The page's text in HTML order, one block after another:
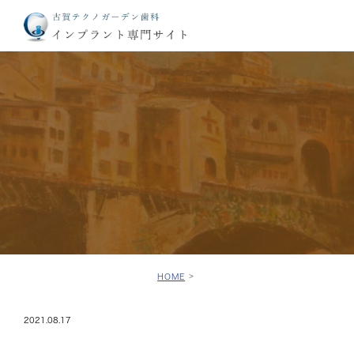
HOME
2021.08.17